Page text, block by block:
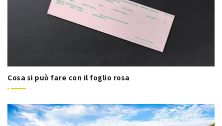
Cosa si può fare con il foglio rosa